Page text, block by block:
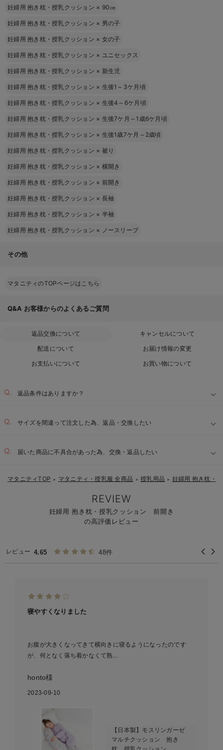
妊婦用 抱き枕・授乳クッション × 90㎝
妊婦用 抱き枕・授乳クッション × 男の子
妊婦用 抱き枕・授乳クッション × 女の子
妊婦用 抱き枕・授乳クッション × ユニセックス
妊婦用 抱き枕・授乳クッション × 新生児
妊婦用 抱き枕・授乳クッション × 生後1～3ケ月頃
妊婦用 抱き枕・授乳クッション × 生後4～6ケ月頃
妊婦用 抱き枕・授乳クッション × 生後7ケ月～1歳6ケ月頃
妊婦用 抱き枕・授乳クッション × 生後1歳7ケ月～2歳頃
妊婦用 抱き枕・授乳クッション × 被り
妊婦用 抱き枕・授乳クッション × 横開き
妊婦用 抱き枕・授乳クッション × 前開き
妊婦用 抱き枕・授乳クッション × 長袖
妊婦用 抱き枕・授乳クッション × 半袖
妊婦用 抱き枕・授乳クッション × ノースリーブ
その他
マタニティのTOPページはこちら
Q&A お客様からのよくあるご質問
返品交換について
キャンセルについて
配送について
お届け情報の変更
お支払いについて
お買い物について
返品条件はありますか？
サイズを間違って注文した為、返品・交換したい
届いた商品に不具合があった為、交換・返品したい
マタニティTOP ＞ マタニティ・授乳服 全商品 ＞ 授乳用品 ＞ 妊婦用 抱き枕・
REVIEW
妊婦用 抱き枕・授乳クッション 前開き
の高評価レビュー
レビュー 4.65 48件
寝やすくなりました
お腹が大きくなってきて横向きに寝るようになったのです
が、何となく落ち着かなくて熟...
honto様
2023-09-10
【日本製】モスリンガーゼ
マルチクッション 抱き